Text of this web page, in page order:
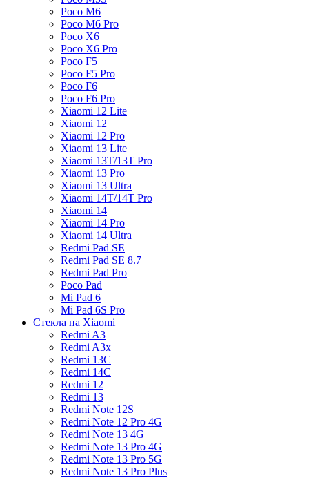
Poco M6
Poco M6 Pro
Poco X6
Poco X6 Pro
Poco F5
Poco F5 Pro
Poco F6
Poco F6 Pro
Xiaomi 12 Lite
Xiaomi 12
Xiaomi 12 Pro
Xiaomi 13 Lite
Xiaomi 13T/13T Pro
Xiaomi 13 Pro
Xiaomi 13 Ultra
Xiaomi 14T/14T Pro
Xiaomi 14
Xiaomi 14 Pro
Xiaomi 14 Ultra
Redmi Pad SE
Redmi Pad SE 8.7
Redmi Pad Pro
Poco Pad
Mi Pad 6
Mi Pad 6S Pro
Стекла на Xiaomi
Redmi A3
Redmi A3x
Redmi 13C
Redmi 14C
Redmi 12
Redmi 13
Redmi Note 12S
Redmi Note 12 Pro 4G
Redmi Note 13 4G
Redmi Note 13 Pro 4G
Redmi Note 13 Pro 5G
Redmi Note 13 Pro Plus